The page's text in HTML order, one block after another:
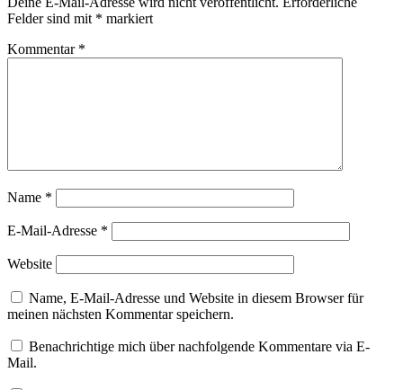
Felder sind mit * markiert
Kommentar *
Name *
E-Mail-Adresse *
Website
Name, E-Mail-Adresse und Website in diesem Browser für
meinen nächsten Kommentar speichern.
Benachrichtige mich über nachfolgende Kommentare via E-
Mail.